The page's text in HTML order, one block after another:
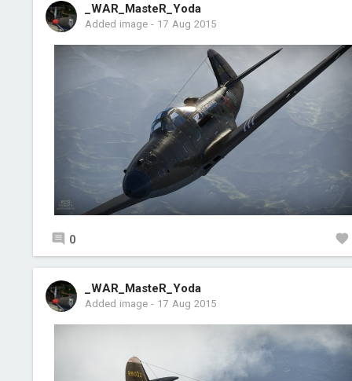
_WAR_MasteR_Yoda
Added image- 17 Aug 2015
0
_WAR_MasteR_Yoda
Added image- 17 Aug 2015